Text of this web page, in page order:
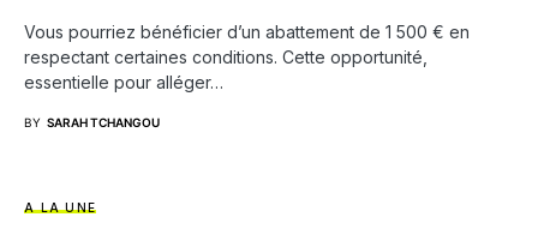
Vous pourriez bénéficier d’un abattement de 1 500 € en
respectant certaines conditions. Cette opportunité,
essentielle pour alléger…
BY SARAH TCHANGOU
A LA UNE